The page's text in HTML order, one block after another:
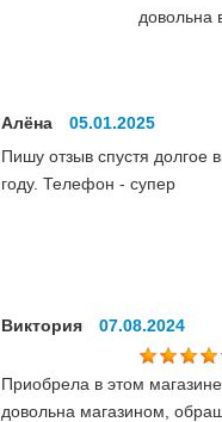
довольна
Алёна
05.01.2025
Пишу отзыв спустя долгое
году. Телефон - супер
Виктория 07.08.2024
Приобрела в этом
довольна магазином,